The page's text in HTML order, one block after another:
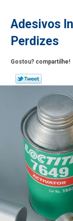
Adesivos
Perdizes
Gostou? compartilhe!